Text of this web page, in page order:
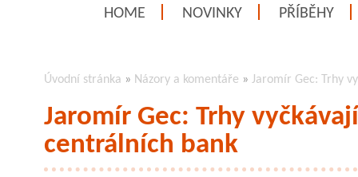
HOME NOVINKY PŘÍBĚHY
Úvodní stránka » Názory a komentáře » Jaromír Gec: Trhy
Jaromír Gec: Trhy
centrálních bank